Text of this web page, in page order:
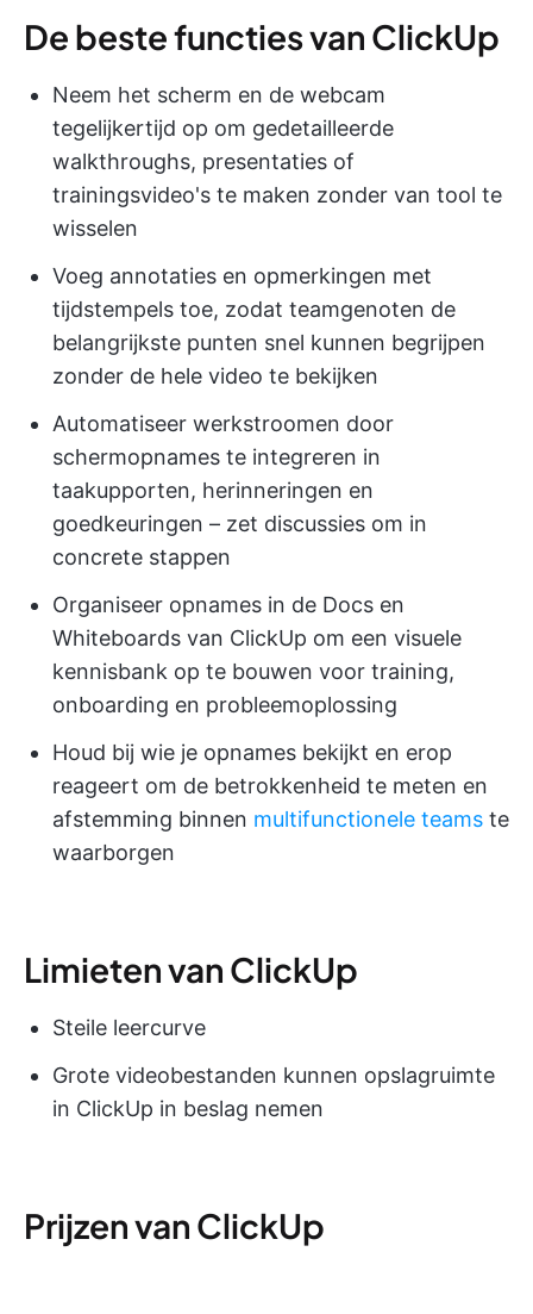
De beste functies van ClickUp
Neem het scherm en de webcam
tegelijkertijd op om gedetailleerde
walkthroughs, presentaties of
trainingsvideo's te maken zonder van tool te
wisselen
Voeg annotaties en opmerkingen met
tijdstempels toe, zodat teamgenoten de
belangrijkste punten snel kunnen begrijpen
zonder de hele video te bekijken
Automatiseer werkstroomen door
schermopnames te integreren in
taakupporten, herinneringen en
goedkeuringen – zet discussies om in
concrete stappen
Organiseer opnames in de Docs en
Whiteboards van ClickUp om een visuele
kennisbank op te bouwen voor training,
onboarding en probleemoplossing
Houd bij wie je opnames bekijkt en erop
reageert om de betrokkenheid te meten en
afstemming binnen multifunctionele teams te
waarborgen
Limieten van ClickUp
Steile leercurve
Grote videobestanden kunnen opslagruimte
in ClickUp in beslag nemen
Prijzen van ClickUp